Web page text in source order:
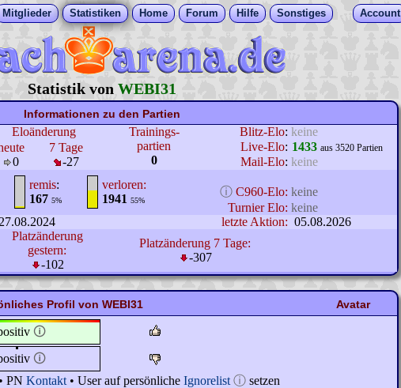
Mitglieder Statistiken Home Forum Hilfe Sonstiges Account
Statistik von WEBI31
Informationen zu den Partien
Eloänderung
Trainings-
partien
0
Blitz-Elo: keine
0
7 Tage
-27
Live-Elo: 1433 aus 3520 Partien
Mail-Elo: keine
remis:
167 5%
verloren:
1941 55%
ⓘ C960-Elo: keine
Turnier Elo: keine
letzte Aktion: 05.08.2026
Platzänderung
gestern:
-102
Platzänderung 7 Tage:
-307
Profil von WEBI31 Avatar
🛈
🛈
• PN Kontakt • User auf persönliche Ignorelist ⓘ setzen